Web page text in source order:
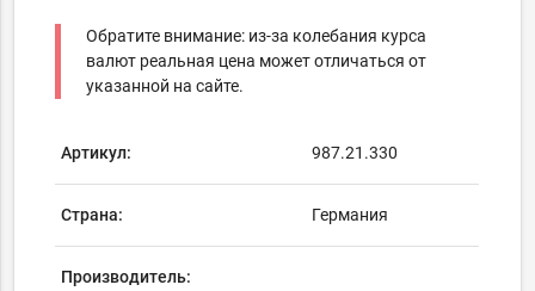
Обратите внимание: из-за колебания курса
валют реальная цена может отличаться от
указанной на сайте.
Артикул: 987.21.330
Страна: Германия
Производитель: